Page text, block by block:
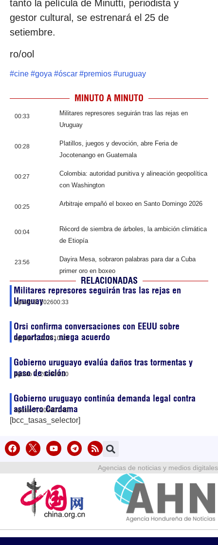
tanto la película de Minutti, periodista y
gestor cultural, se estrenará el 25 de
setiembre.
ro/ool
#cine #goya #óscar #premios #uruguay
MINUTO A MINUTO
00:33
Militares represores seguirán tras las rejas en
Uruguay
00:28
Platillos, juegos y devoción, abre Feria de
Jocotenango en Guatemala
00:27
Colombia: autoridad punitiva y alineación geopolítica
con Washington
00:25 Arbitraje empañó el boxeo en Santo Domingo 2026
00:04
Récord de siembra de árboles, la ambición climática
de Etiopía
23:56
Dayira Mesa, sobraron palabras para dar a Cuba
primer oro en boxeo
RELACIONADAS
Militares represores seguirán tras las rejas en
Uruguay
agosto 8, 202600:33
Orsi confirma conversaciones con EEUU sobre
deportados, niega acuerdo
agosto 7, 202610:25
Gobierno uruguayo evalúa daños tras tormentas y
paso de ciclón
agosto 7, 202609:00
Gobierno uruguayo continúa demanda legal contra
astillero Cardama
agosto 7, 202607:49
[bcc_tasas_selector]
Agencias de noticias y medios digitales